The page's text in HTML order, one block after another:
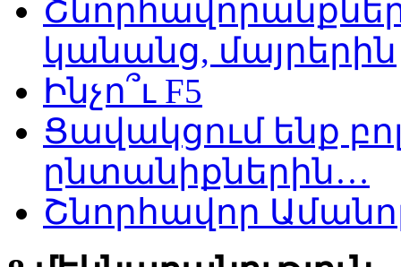
կանանց, մայրերին
Ինչո՞ւ F5
Ցավակցում ենք
ընտանիքներին…
Շնորհավոր